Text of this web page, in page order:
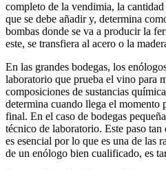
completo de la vendimia, la
que se debe añadir y, determina
bombas donde se va a producir la
este, se transfiera al acero o la
En las grandes bodegas, los
laboratorio que prueba el vino para
composiciones de sustancias
determina cuando llega el momento
final. En el caso de bodegas
técnico de laboratorio. Este paso
es esencial por lo que es una de las
de un enólogo bien cualificado, es